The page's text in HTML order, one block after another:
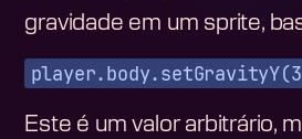
gravidade em um sprite,
Este é um valor arbitrário,